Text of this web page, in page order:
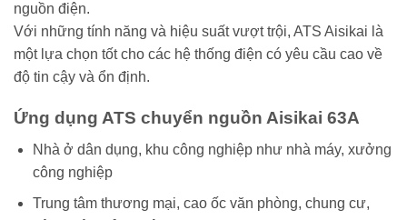
nguồn điện.
Với những tính năng và hiệu suất vượt trội, ATS Aisikai là
một lựa chọn tốt cho các hệ thống điện có yêu cầu cao về
độ tin cậy và ổn định.
Ứng dụng ATS chuyển nguồn Aisikai 63A
Nhà ở dân dụng, khu công nghiệp như nhà máy, xưởng
công nghiệp
Trung tâm thương mại, cao ốc văn phòng, chung cư,